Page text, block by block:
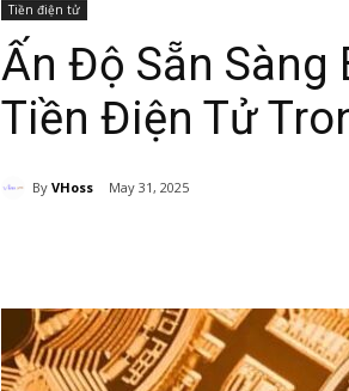
Tiền điện tử
Ấn Độ Sẵn Sàng
Tiền Điện Tử
By VHoss May 31, 2025